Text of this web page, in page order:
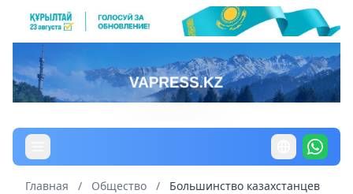
Главная / Общество /
Большинство казахстанцев